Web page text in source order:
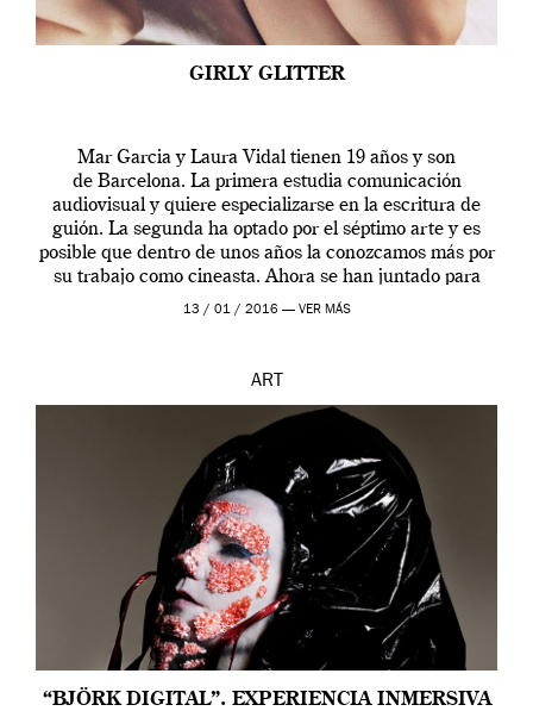
GIRLY GLITTER
Mar Garcia y Laura Vidal tienen 19 años y son
de Barcelona. La primera estudia comunicación
audiovisual y quiere especializarse en la escritura de
guión. La segunda ha optado por el séptimo arte y es
posible que dentro de unos años la conozcamos más por
su trabajo como cineasta. Ahora se han juntado para
contarnos una […]
13 / 01 / 2016 — VER MÁS
ART
“BJÖRK DIGITAL”. EXPERIENCIA INMERSIVA